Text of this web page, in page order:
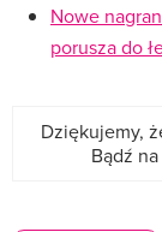
Nowe
porusza do
Dziękujemy,
Bądź